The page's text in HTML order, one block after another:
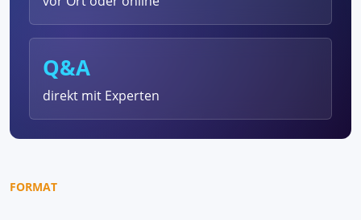
Q&A
direkt mit Experten
FORMAT